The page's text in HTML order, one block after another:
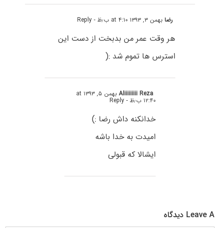
رضابهمن ۳, ۱۳۹۳ at ۴:۱۰ ب٫ظ - Reply
هر وقت عمر من بدبخت از دست این
استرس ها تموم شد :(
Aliiiiiiiii Reza بهمن ۵, ۱۳۹۳ at
۱۲:۴۰ ب٫ظ - Reply
خدانکنه داش رضا :)
امیدت به خدا باشه
ایشالا که قبولی
Leave A دیدگاه